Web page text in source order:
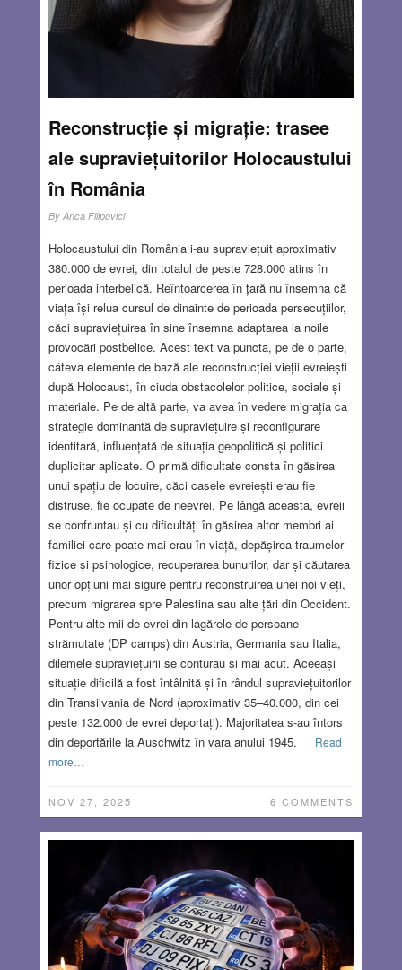
Reconstrucție și migrație: trasee
ale supraviețuitorilor Holocaustului
în România
By Anca Filipovici
Holocaustului din România i-au supraviețuit aproximativ
380.000 de evrei, din totalul de peste 728.000 atins în
perioada interbelică. Reîntoarcerea în țară nu însemna că
viața își relua cursul de dinainte de perioada persecuțiilor,
căci supraviețuirea în sine însemna adaptarea la noile
provocări postbelice. Acest text va puncta, pe de o parte,
câteva elemente de bază ale reconstrucției vieții evreiești
după Holocaust, în ciuda obstacolelor politice, sociale și
materiale. Pe de altă parte, va avea în vedere migrația ca
strategie dominantă de supraviețuire și reconfigurare
identitară, influențată de situația geopolitică și politici
duplicitar aplicate. O primă dificultate consta în găsirea
unui spațiu de locuire, căci casele evreiești erau fie
distruse, fie ocupate de neevrei. Pe lângă aceasta, evreii
se confruntau și cu dificultăți în găsirea altor membri ai
familiei care poate mai erau în viață, depășirea traumelor
fizice și psihologice, recuperarea bunurilor, dar și căutarea
unor opțiuni mai sigure pentru reconstruirea unei noi vieți,
precum migrarea spre Palestina sau alte țări din Occident.
Pentru alte mii de evrei din lagărele de persoane
strămutate (DP camps) din Austria, Germania sau Italia,
dilemele supraviețuirii se conturau și mai acut. Aceeași
situație dificilă a fost întâlnită și în rândul supraviețuitorilor
din Transilvania de Nord (aproximativ 35–40.000, din cei
peste 132.000 de evrei deportați). Majoritatea s-au întors
din deportările la Auschwitz în vara anului 1945.
Read
more…
NOV 27, 2025 6 COMMENTS